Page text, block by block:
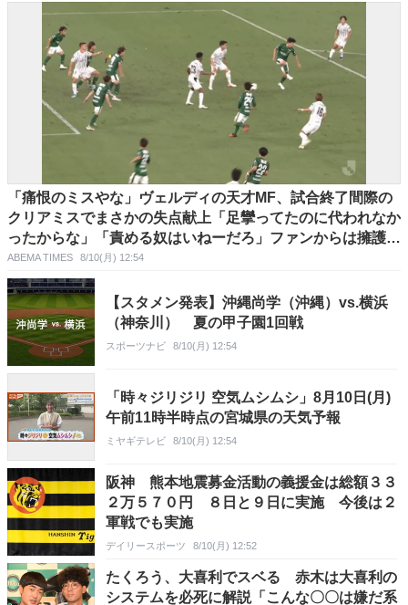
「痛恨のミスやな」ヴェルディの天才MF、試合終了間際の
クリアミスでまさかの失点献上「足攣ってたのに代われなか
ったからな」「責める奴はいねーだろ」ファンからは擁護の
声
ABEMA TIMES 8/10(月) 12:54
【スタメン発表】沖縄尚学（沖縄）vs.横浜
（神奈川） 夏の甲子園1回戦
スポーツナビ 8/10(月) 12:54
「時々ジリジリ 空気ムシムシ」8月10日(月)
午前11時半時点の宮城県の天気予報
ミヤギテレビ 8/10(月) 12:54
阪神 熊本地震募金活動の義援金は総額３３
２万５７０円 ８日と９日に実施 今後は２
軍戦でも実施
デイリースポーツ 8/10(月) 12:52
たくろう、大喜利でスベる 赤木は大喜利の
システムを必死に解説「こんな〇〇は嫌だ系